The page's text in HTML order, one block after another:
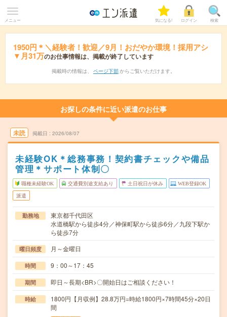
メニュー 気になる! ログイン 検索
1950円＊＼経験者！歓迎／9月！おだやか環境！採用アシ
▼月31万のお仕事情報は、掲載が終了しています
掲載時の情報は、 ページ下部 からご覧いただけます。
お探しの条件に近い派遣のお仕事
未読 掲載日 2026/08/07
未経験OK＊総務事務！契約書チェックや備品
管理＊サポート体制〇
職種未経験OK 交通費別途支給あり 土日祝日が休み WEB登録OK
派遣
勤務地
東京都千代田区
水道橋駅から徒歩4分／神保町駅から徒歩6分／九段下駅か
ら徒歩7分
曜日頻度 月～金曜日
時間 9：00～17：45
期間 即日～長期<BR>〇開始日はご相談ください！
時給
1800円【月収例】28.8万円=時給1800円×7時間45分×20日
間